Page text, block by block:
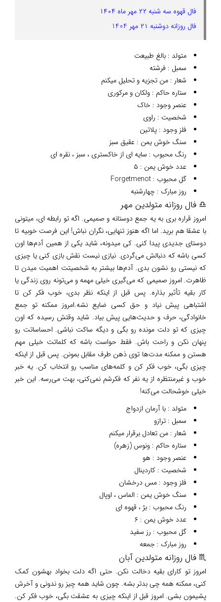
فال قهوه سه شنبه ۲۲ مهر ماه ۱۴۰۴
فال روزانه دوشنبه ۲۱ مهر 1404
متولد : بالغ طبیعت
سمبل : فرشته
شعار : من تجزیه و تحلیل میکنم
ستاره حاکم : ولکان و مرکوری
عنصر وجود : خاک
شخصیت : راوی
فلز وجود : پلاتین
سنگ خوش یمن : عقیق سبز
رنگ محبوب : سایه ای از خاکستری ، سبز ، نقره ای
عدد خوش یمن : ۵
گل محبوب : Forgetmenot
روز مبارک : چهارشنبه
♎ فال روزانه متولدین مهر
امروز قراره بری به یه جمع دوستانه و صمیمی. اگه تو رابطه ای، میتونی
با عشقا هم برید. اما اگه هنوز تنهایی، نگران نباش! این فرصت خوبیه تا
دوستای جدیدی پیدا کنی. کی میدونه، شاید یکی از همین آدم‌ها اون
کسی باشه که دنبالش می‌گردی. نیازی نیست نقش بازی کنی یا چیزی
که نیستی رو نشون بدی. آدم‌ها بیشتر به شخصیتت اهمیت میدن تا
ظاهرت. امروز صمیمی که می‌گیری خیلی مهمه و می‌تونه روی زندگی یا
کار بقیه تأثیر بذاره. پس قبل از اینکه نظر بدی، خوب فکر کن تا
اشتباهی پیش نیاد و حق کسی ضایع نشه.امروز ممکنه تو جمع
خانوادگی، حرف و حدیث‌هایی پیش بیاد. شاید وقتش رسیده که اون
چیزی که تو دلت مونده رو بگی و دیگه ساکت نباشی. احساساتت رو
پنهان نکن و راحت باش. فقط حواست باشه که کلماتت خیلی مهم
هستن و ممکنه مدت‌ها توی ذهن طرف مقابل بمونن. پس قبل از اینکه
چیزی بگی، خوب فکر کن و کلمه‌های مناسب رو انتخاب کن. یه خبر
خوب و غیرمنتظره از یه نفر که فکرشم نمی‌کنی، بهت می‌رسه. این خبر
خیلی خوشحالت می‌کنه!
متولد : با آرمان ازدواج
سمبل : ترازو
شعار : من تعادل برقرار میکنم
ستاره حاکم : ونوس (زهره)
عنصر وجود : هو
شخصیت : کاردینال
فلز وجود : مس درخشان
سنگ خوش یمن : الماس ، اوپال
رنگ محبوب : بژ ، قهوه ای
عدد خوش یمن : ۶
گل محبوب : رز سفید
روز مبارک : جمعه
♏ فال روزانه متولدین آبان
امروز تو کارای بقیه دخالت نکن. حتی اگه دلت بخواد بهشون کمک
کنی، ممکنه همه چی بدتر بشه. چون شاید همه چیز رو ندونی و آخرش
پشیمون بشی. امروز قبل از اینکه چیزی به عشقت بگی، خوب فکر کن.